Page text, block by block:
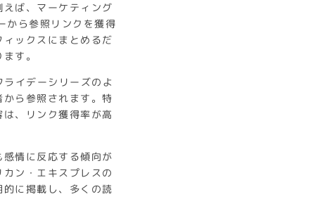
ば、マーケティング
から参照リンクを獲得
ックスにまとめるだ
す。
イデーシリーズのよ
ら参照されます。特
、リンク獲得率が高
情に反応する傾向が
ン・エキスプレスの
に掲載し、多くの読